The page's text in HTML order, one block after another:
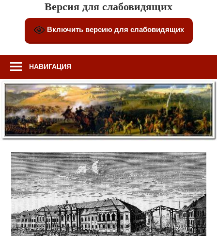
Версия для слабовидящих
Включить версию для слабовидящих
НАВИГАЦИЯ